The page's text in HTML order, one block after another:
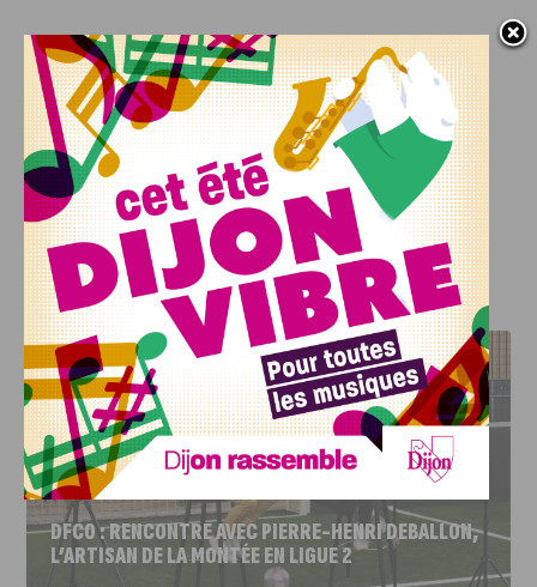
J'AIME LE DFCO
DFCO : RENCONTRE AVEC PIERRE-HENRI DEBALLON,
L’ARTISAN DE LA MONTÉE EN LIGUE 2